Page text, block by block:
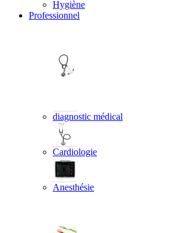
Hygiène
Professionnel
diagnostic médical
Cardiologie
Anesthésie